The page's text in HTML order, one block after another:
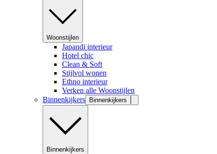
Woonstijlen
Japandi interieur
Hotel chic
Clean & Soft
Stijlvol wonen
Ethno interieur
Verken alle Woonstijlen
Binnenkijkers
Binnenkijkers
Binnenkijkers